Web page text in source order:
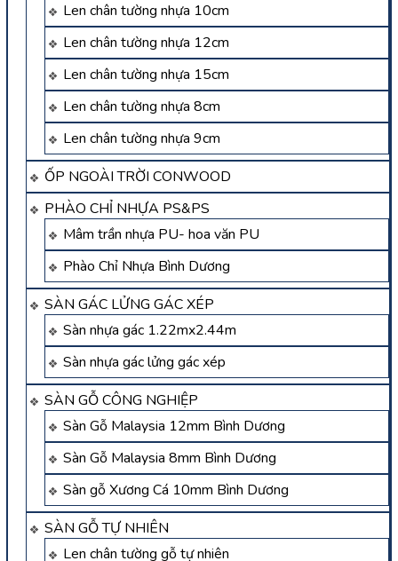
Len chân tường nhựa 10cm
Len chân tường nhựa 12cm
Len chân tường nhựa 15cm
Len chân tường nhựa 8cm
Len chân tường nhựa 9cm
ỐP NGOÀI TRỜI CONWOOD
PHÀO CHỈ NHỰA PS&PS
Mâm trần nhựa PU- hoa văn PU
Phào Chỉ Nhựa Bình Dương
SÀN GÁC LỬNG GÁC XÉP
Sàn nhựa gác 1.22mx2.44m
Sàn nhựa gác lửng gác xép
SÀN GỖ CÔNG NGHIỆP
Sàn Gỗ Malaysia 12mm Bình Dương
Sàn Gỗ Malaysia 8mm Bình Dương
Sàn gỗ Xương Cá 10mm Bình Dương
SÀN GỖ TỰ NHIÊN
Len chân tường gỗ tự nhiên